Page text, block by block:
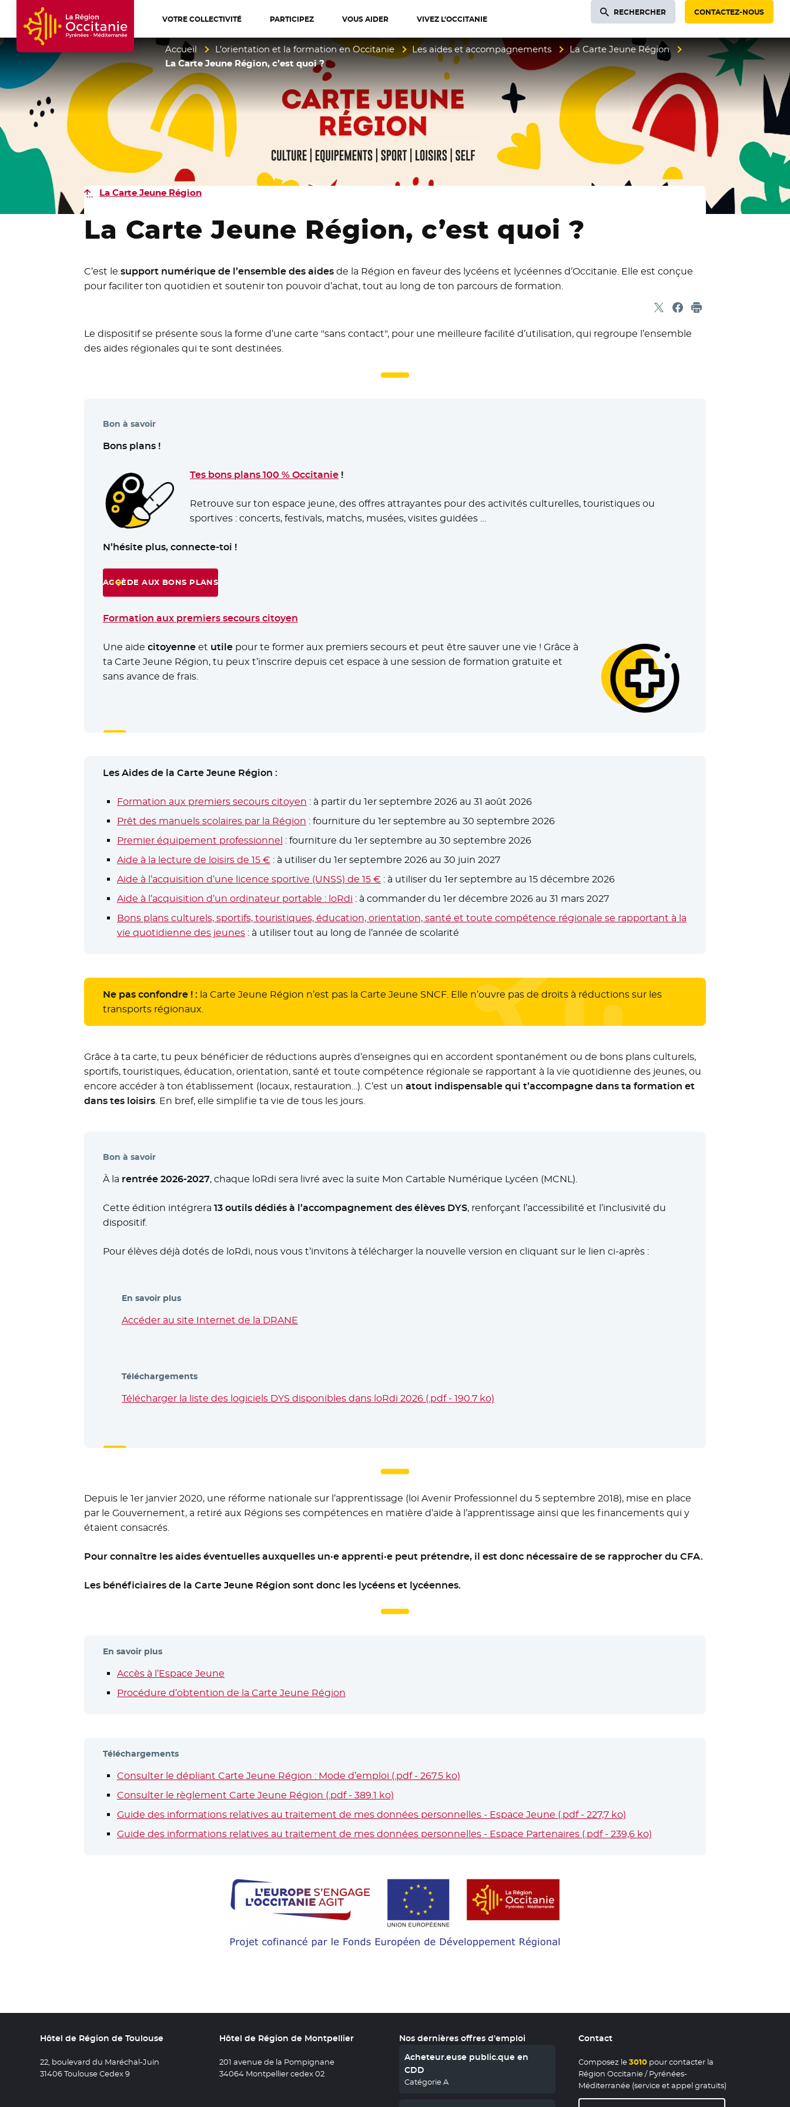
Accueil Région Occitanie / Pyrénées-Méditerranée
VOTRE COLLECTIVITÉ PARTICIPEZ VOUS AIDER VIVEZ L’OCCITANIE
RECHERCHER CONTACTEZ-NOUS
Accueil L’orientation et la formation en Occitanie Les aides et accompagnements
La Carte Jeune Région
La Carte Jeune Région, c’est quoi ?
La Carte Jeune Région
La Carte Jeune Région, c’est quoi ?
C’est le support numérique de l’ensemble des aidesde la Région en faveur des lycéens et lycéennes d’Occitanie. Elle est conçue
pour faciliter ton quotidien et soutenir ton pouvoir d’achat, tout au long de ton parcours de formation.
Partager sur X
- Nouvelle fenêtre
Partager sur Facebook
- Nouvelle fenêtre
Imprimer
Le dispositif se présente sous la forme d’une carte "sans contact", pour une meilleure facilité d’utilisation, qui regroupe l’ensemble
des aides régionales qui te sont destinées.
Bon à savoir
Bons plans !
Tes bons plans 100 % Occitanie- Nouvelle fenêtre
!
Retrouve sur ton espace jeune, des offres attrayantes pour des activités culturelles, touristiques ou
sportives : concerts, festivals, matchs, musées, visites guidées …
N’hésite plus, connecte-toi !
ACCÈDE AUX BONS PLANS
- NOUVELLE FENÊTRE
Formation aux premiers secours citoyen
Une aide citoyenne et utile pour te former aux premiers secours et peut être sauver une vie ! Grâce à
ta Carte Jeune Région, tu peux t’inscrire depuis cet espace à une session de formation gratuite et
sans avance de frais.
Les Aides de la Carte Jeune Région :
Formation aux premiers secours citoyen : à partir du 1er septembre 2026 au 31 août 2026
Prêt des manuels scolaires par la Région : fourniture du 1er septembre au 30 septembre 2026
Premier équipement professionnel : fourniture du 1er septembre au 30 septembre 2026
Aide à la lecture de loisirs de 15 € : à utiliser du 1er septembre 2026 au 30 juin 2027
Aide à l’acquisition d’une licence sportive (UNSS) de 15 € : à utiliser du 1er septembre au 15 décembre 2026
Aide à l’acquisition d’un ordinateur portable : loRdi : à commander du 1er décembre 2026 au 31 mars 2027
Bons plans culturels, sportifs, touristiques, éducation, orientation, santé et toute compétence régionale se rapportant à la
vie quotidienne des jeunes: à utiliser tout au long de l’année de scolarité
Ne pas confondre ! : la Carte Jeune Région n’est pas la Carte Jeune SNCF. Elle n’ouvre pas de droits à réductions sur les
transports régionaux.
Grâce à ta carte, tu peux bénéficier de réductions auprès d’enseignes qui en accordent spontanément ou de bons plans culturels,
sportifs, touristiques, éducation, orientation, santé et toute compétence régionale se rapportant à la vie quotidienne des jeunes, ou
encore accéder à ton établissement (locaux, restauration…). C’est un atout indispensable qui t’accompagne dans ta formation et
dans tes loisirs. En bref, elle simplifie ta vie de tous les jours.
Bon à savoir
À la rentrée 2026-2027, chaque loRdi sera livré avec la suite Mon Cartable Numérique Lycéen (MCNL).
Cette édition intégrera 13 outils dédiés à l’accompagnement des élèves DYS, renforçant l’accessibilité et l’inclusivité du
dispositif.
Pour élèves déjà dotés de loRdi, nous vous t’invitons à télécharger la nouvelle version en cliquant sur le lien ci-après :
En savoir plus
Accéder au site Internet de la DRANE
Téléchargements
Télécharger la liste des logiciels DYS disponibles dans loRdi 2026 (.pdf - 190.7 ko)
Depuis le 1er janvier 2020, une réforme nationale sur l’apprentissage (loi Avenir Professionnel du 5 septembre 2018), mise en place
par le Gouvernement, a retiré aux Régions ses compétences en matière d’aide à l’apprentissage ainsi que les financements qui y
étaient consacrés.
Pour connaître les aides éventuelles auxquelles un·e apprenti·e peut prétendre, il est donc nécessaire de se rapprocher du CFA.
Les bénéficiaires de la Carte Jeune Région sont donc les lycéens et lycéennes.
En savoir plus
Accès à l’Espace Jeune
Procédure d’obtention de la Carte Jeune Région
Téléchargements
Consulter le dépliant Carte Jeune Région : Mode d’emploi (.pdf - 267.5 ko)
Consulter le règlement Carte Jeune Région (.pdf - 389.1 ko)
Guide des informations relatives au traitement de mes données personnelles - Espace Jeune (.pdf - 227,7 ko)
Guide des informations relatives au traitement de mes données personnelles - Espace Partenaires (.pdf - 239,6 ko)
Hôtel de Région de Toulouse
22, boulevard du Maréchal-Juin
31406 Toulouse Cedex 9
Hôtel de Région de Montpellier
201 avenue de la Pompignane
34064 Montpellier cedex 02
Nos dernières offres d'emploi
Acheteur.euse public.que en
CDD
Catégorie A
Contact
Composez le3010pour contacter la
Région Occitanie / Pyrénées-
Méditerranée (service et appel gratuits)